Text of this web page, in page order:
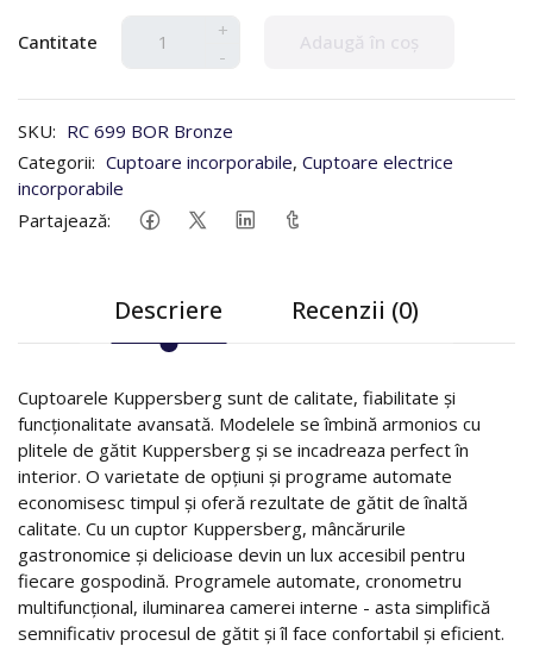
Cantitate
+
-
Adaugă în coș
SKU: RC 699 BOR Bronze
Categorii: Cuptoare incorporabile, Cuptoare electrice
incorporabile
Partajează:
Descriere Recenzii (0)
Cuptoarele Kuppersberg sunt de calitate, fiabilitate și
funcționalitate avansată. Modelele se îmbină armonios cu
plitele de gătit Kuppersberg și se incadreaza perfect în
interior. O varietate de opțiuni și programe automate
economisesc timpul și oferă rezultate de gătit de înaltă
calitate. Cu un cuptor Kuppersberg, mâncărurile
gastronomice și delicioase devin un lux accesibil pentru
fiecare gospodină. Programele automate, cronometru
multifuncțional, iluminarea camerei interne - asta simplifică
semnificativ procesul de gătit și îl face confortabil și eficient.